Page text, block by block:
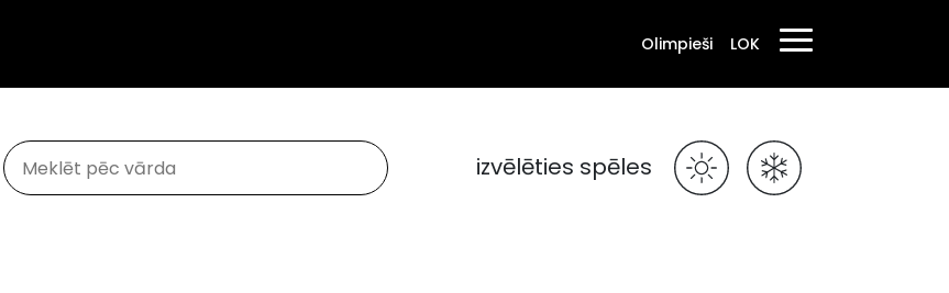
Olimpieši LOK
izvēlēties spēles